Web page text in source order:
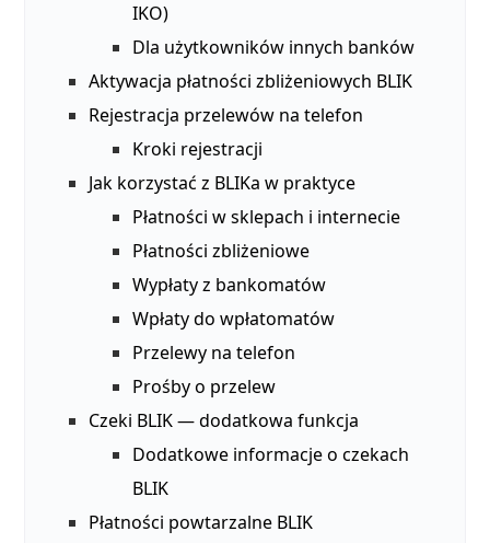
IKO)
Dla użytkowników innych banków
Aktywacja płatności zbliżeniowych BLIK
Rejestracja przelewów na telefon
Kroki rejestracji
Jak korzystać z BLIKa w praktyce
Płatności w sklepach i internecie
Płatności zbliżeniowe
Wypłaty z bankomatów
Wpłaty do wpłatomatów
Przelewy na telefon
Prośby o przelew
Czeki BLIK — dodatkowa funkcja
Dodatkowe informacje o czekach
BLIK
Płatności powtarzalne BLIK